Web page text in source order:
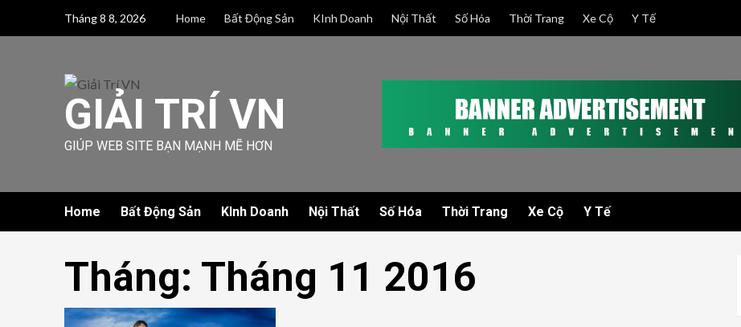
Tháng 8 8, 2026 Home Bất Động Sản KInh Doanh Nội Thất Số Hóa Thời Trang Xe Cộ Y Tế
GIẢI TRÍ VN
GIÚP WEB SITE BẠN MẠNH MẼ HƠN
Home Bất Động Sản KInh Doanh Nội Thất Số Hóa Thời Trang Xe Cộ Y Tế
Tháng: Tháng 11 2016